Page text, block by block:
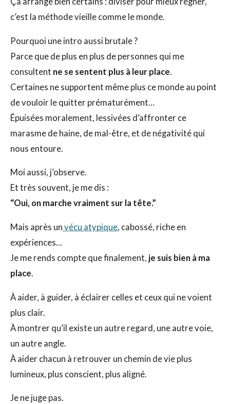
c’est la méthode vieille comme le monde.
Pourquoi une intro aussi brutale ?
Parce que de plus en plus de personnes qui me
consultent ne se sentent plus à leur place.
Certaines ne supportent même plus ce monde au point
de vouloir le quitter prématurément…
Épuisées moralement, lessivées d’affronter ce
marasme de haine, de mal-être, et de négativité qui
nous entoure.
Moi aussi, j’observe.
Et très souvent, je me dis :
“Oui, on marche vraiment sur la tête.”
Mais après un vécu atypique, cabossé, riche en
expériences…
Je me rends compte que finalement, je suis bien à ma
place.
À aider, à guider, à éclairer celles et ceux qui ne voient
plus clair.
À montrer qu’il existe un autre regard, une autre voie,
un autre angle.
À aider chacun à retrouver un chemin de vie plus
lumineux, plus conscient, plus aligné.
Je ne juge pas.